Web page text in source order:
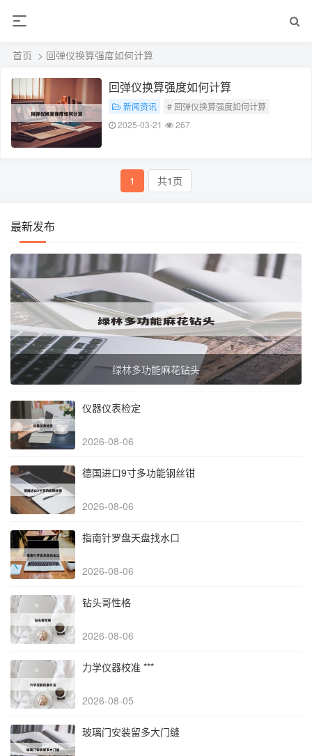
首页 > 回弹仪换算强度如何计算
回弹仪换算强度如何计算
新闻资讯
# 回弹仪换算强度如何计算
2025-03-21
267
1 共1页
最新发布
绿林多功能麻花钻头
仪器仪表检定
2026-08-06
德国进口9寸多功能钢丝钳
2026-08-06
指南针罗盘天盘找水口
2026-08-06
钻头哥性格
2026-08-06
力学仪器校准 ***
2026-08-05
玻璃门安装留多大门缝